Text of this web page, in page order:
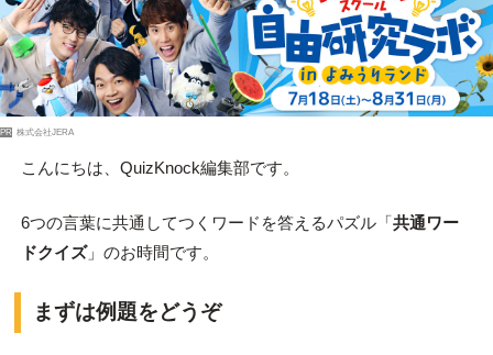
PR 株式会社JERA
こんにちは、QuizKnock編集部です。
6つの言葉に共通してつくワードを答えるパズル「共通ワー
ドクイズ」のお時間です。
まずは例題をどうぞ